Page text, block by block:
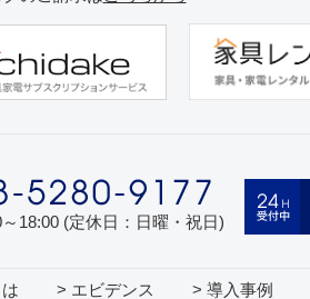
18:00 (定休日：日曜・祝日)
> エビデンス > 導入事例